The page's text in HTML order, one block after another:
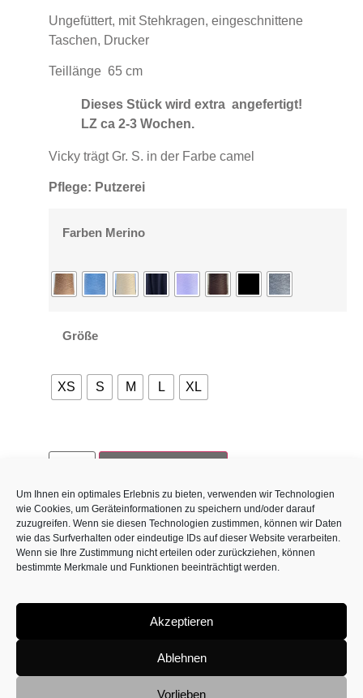
Um Ihnen ein optimales Erlebnis zu bieten, verwenden wir Technologien
wie Cookies, um Geräteinformationen zu speichern und/oder darauf
zuzugreifen. Wenn sie diesen Technologien zustimmen, können wir Daten
wie das Surfverhalten oder eindeutige IDs auf dieser Website verarbeiten.
Wenn sie Ihre Zustimmung nicht erteilen oder zurückziehen, können
bestimmte Merkmale und Funktionen beeinträchtigt werden.
Akzeptieren
Ablehnen
Vorlieben
Ungefüttert, mit Stehkragen, eingeschnittene
Taschen, Drucker
Teillänge 65 cm
Dieses Stück wird extra angefertigt!
LZ ca 2-3 Wochen.
Vicky trägt Gr. S. in der Farbe camel
Pflege: Putzerei
Farben Merino
Größe
XS S M L XL
Haben Sie noch Fragen?
Wir sind für Sie da!
E-Mail:office@horst-sitte.com
+43 676 758 7178